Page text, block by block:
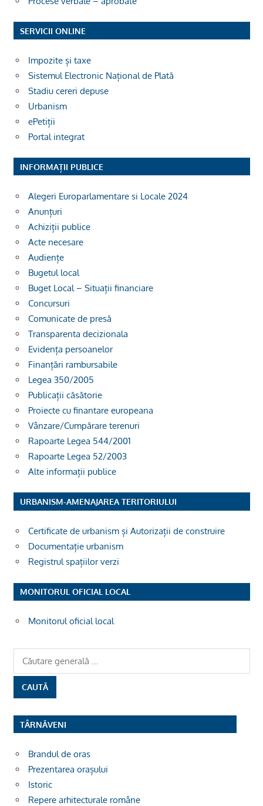
SERVICII ONLINE
Impozite și taxe
Sistemul Electronic Național de Plată
Stadiu cereri depuse
Urbanism
ePetiții
Portal integrat
INFORMAȚII PUBLICE
Alegeri Europarlamentare si Locale 2024
Anunțuri
Achiziții publice
Acte necesare
Audiențe
Bugetul local
Buget Local – Situații financiare
Concursuri
Comunicate de presă
Transparenta decizionala
Evidența persoanelor
Finanțări rambursabile
Legea 350/2005
Publicații căsătorie
Proiecte cu finantare europeana
Vânzare/Cumpărare terenuri
Rapoarte Legea 544/2001
Rapoarte Legea 52/2003
Alte informații publice
URBANISM-AMENAJAREA TERITORIULUI
Certificate de urbanism și Autorizații de construire
Documentație urbanism
Registrul spațiilor verzi
MONITORUL OFICIAL LOCAL
Monitorul oficial local
TÂRNĂVENI
Brandul de oras
Prezentarea orașului
Istoric
Repere arhitecturale române